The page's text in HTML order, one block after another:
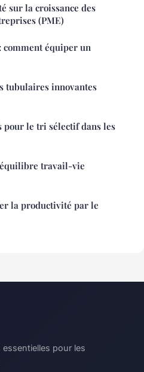
sur la croissance des
(PME)
équiper un
tubulaires innovantes
pour le tri sélectif dans les
travail-vie
la productivité par le
pour les